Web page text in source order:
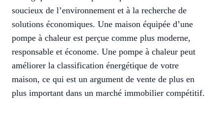
soucieux de l’environnement et à la recherche de
solutions économiques. Une maison équipée d’une
pompe à chaleur est perçue comme plus moderne,
responsable et économe. Une pompe à chaleur peut
améliorer la classification énergétique de votre
maison, ce qui est un argument de vente de plus en
plus important dans un marché immobilier compétitif.